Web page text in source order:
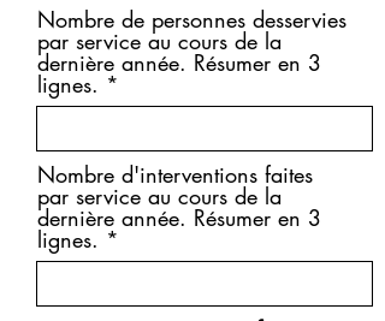
Nombre de personnes desservies
par service au cours de la
dernière année. Résumer en 3
lignes.
Nombre d'interventions faites
par service au cours de la
dernière année. Résumer en 3
lignes.